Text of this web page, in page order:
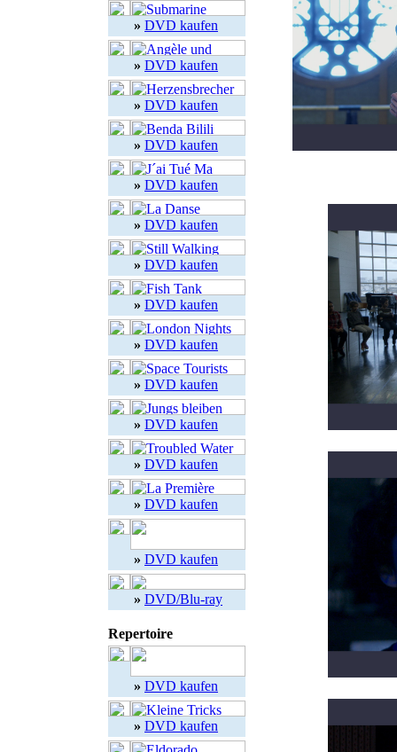
» DVD kaufen
» DVD kaufen
» DVD kaufen
» DVD kaufen
» DVD kaufen
» DVD kaufen
» DVD kaufen
» DVD kaufen
» DVD kaufen
» DVD kaufen
» DVD kaufen
» DVD kaufen
» DVD kaufen
» DVD kaufen
» DVD/Blu-ray
Repertoire
» DVD kaufen
» DVD kaufen